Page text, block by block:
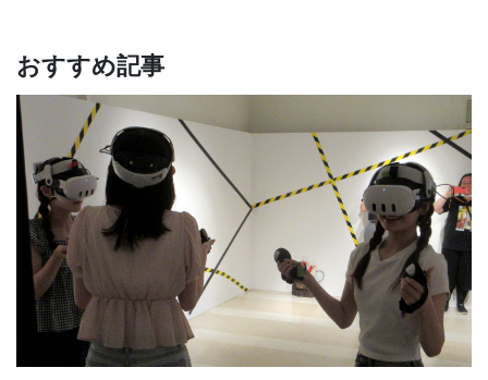
約80坪の「まるひろば」。子供連れのファミリーに
人気という
先行して昨年3月には「記憶に残る大切な人とのトキ」をコン
セプトに、別館2～3階のレストラン街を新装。「ぽんぽこ
亭」「西櫻亭」「和光」「築地 寿司清」「銀座アスター」を
誘致し、全てに個室を用意した。子育て中のファミリーも、
周りの目を気にせず食事を楽しめるようにするためだ。商談
などのビジネスニーズも取り込む。
おすすめ記事